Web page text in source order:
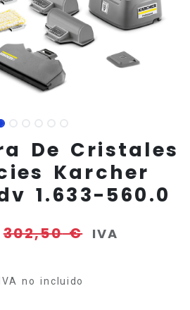
De Cristales
Karcher
1.633-560.0
302,50€ IVA
IVA no incluido